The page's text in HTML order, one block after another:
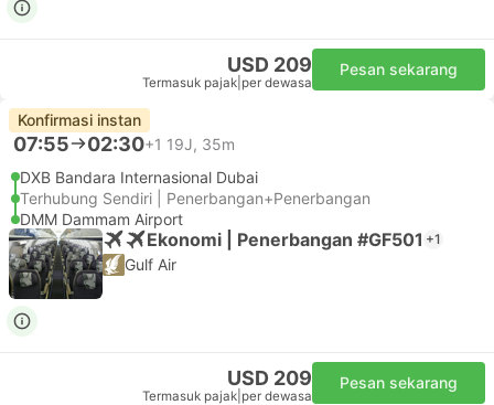
USD 209
Termasuk pajak per dewasa
Pesan sekarang
Konfirmasi instan
07:55 02:30+1 19J, 35m
DXB Bandara Internasional Dubai
Terhubung Sendiri | Penerbangan+Penerbangan
DMM Dammam Airport
Ekonomi | Penerbangan #GF501 +1
Gulf Air
USD 209
Termasuk pajak per dewasa
Pesan sekarang